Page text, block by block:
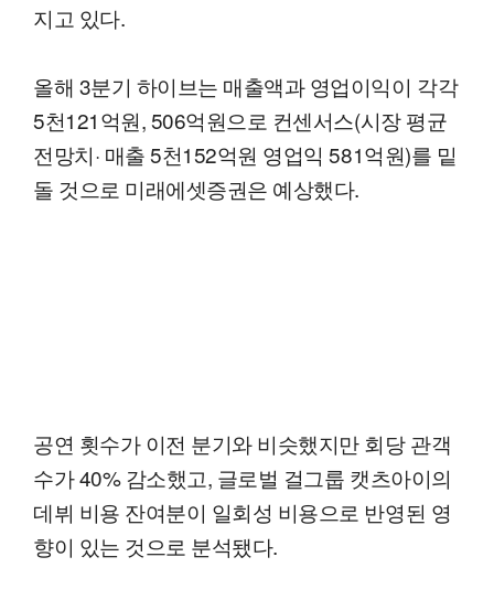
지고 있다.
올해 3분기 하이브는 매출액과 영업이익이 각각
5천121억원, 506억원으로 컨센서스(시장 평균
전망치· 매출 5천152억원 영업익 581억원)를 밑
돌 것으로 미래에셋증권은 예상했다.
공연 횟수가 이전 분기와 비슷했지만 회당 관객
수가 40% 감소했고, 글로벌 걸그룹 캣츠아이의
데뷔 비용 잔여분이 일회성 비용으로 반영된 영
향이 있는 것으로 분석됐다.